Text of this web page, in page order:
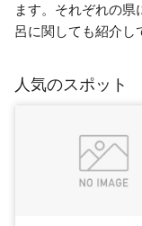
ます。それぞれの
呂に関しても紹介し
人気のスポット